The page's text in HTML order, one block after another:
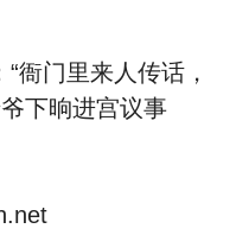
门里来人传话，
下晌进宫议事